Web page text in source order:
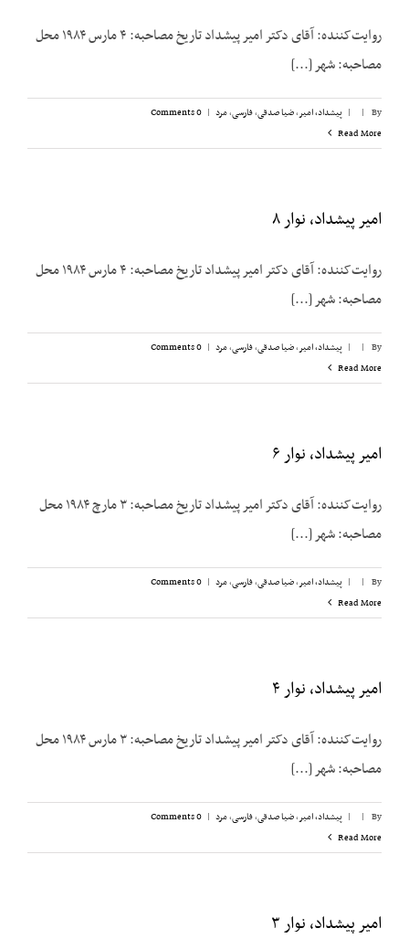
روایت‌کننده: آقای دکتر امیر پیشداد تاریخ مصاحبه: ۴ مارس ۱۹۸۴ محل
مصاحبه: شهر [...]
By
|
| پیشداد، امیر,ضیا صدقی,فارسی,مرد |
0 Comments
Read More
امیر پیشداد، نوار ۸
روایت‌کننده: آقای دکتر امیر پیشداد تاریخ مصاحبه: ۴ مارس ۱۹۸۴ محل
مصاحبه: شهر [...]
By
|
| پیشداد، امیر,ضیا صدقی,فارسی,مرد |
0 Comments
Read More
امیر پیشداد، نوار ۶
روایت‌کننده: آقای دکتر امیر پیشداد تاریخ مصاحبه: ۳ مارچ ۱۹۸۴ محل
مصاحبه: شهر [...]
By
|
| پیشداد، امیر,ضیا صدقی,فارسی,مرد |
0 Comments
Read More
امیر پیشداد، نوار ۴
روایت‌کننده: آقای دکتر امیر پیشداد تاریخ مصاحبه: ۳ مارس ۱۹۸۴ محل
مصاحبه: شهر [...]
By
|
| پیشداد، امیر,ضیا صدقی,فارسی,مرد |
0 Comments
Read More
امیر پیشداد، نوار ۳